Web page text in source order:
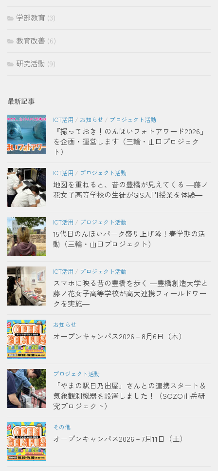
学部教育 (3)
教育改善 (6)
研究活動 (9)
最新記事
ICT活用 / お知らせ / プロジェクト活動
『撮っておき！のんほいフォトアワード2026』
を企画・運営します（三輪・山口プロジェク
ト）
ICT活用 / プロジェクト活動
地図を重ねると、昔の豊橋が見えてくる ―藤ノ
花女子高等学校の生徒がGIS入門授業を体験―
ICT活用 / プロジェクト活動
15代目のんほいパーク盛り上げ隊！春学期の活
動（三輪・山口プロジェクト）
ICT活用 / プロジェクト活動
スマホに映る昔の豊橋を歩く ―豊橋創造大学と
藤ノ花女子高等学校が高大連携フィールドワー
クを実施―
お知らせ
オープンキャンパス2026－8月6日（木）
プロジェクト活動
「やまの駅日乃出屋」さんとの連携スタート＆
気象観測機器を設置しました！（SOZO山岳研
究プロジェクト）
その他
オープンキャンパス2026－7月11日（土）